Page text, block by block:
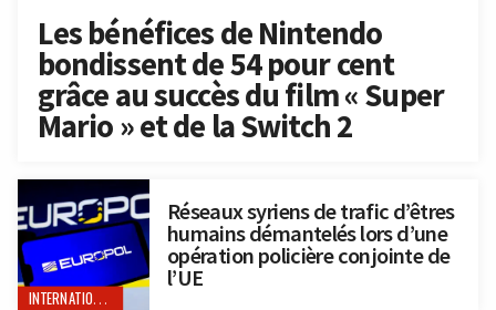
Les bénéfices de Nintendo
bondissent de 54 pour cent
grâce au succès du film « Super
Mario » et de la Switch 2
INTERNATIONAL
Réseaux syriens de trafic d’êtres
humains démantelés lors d’une
opération policière conjointe de
l’UE